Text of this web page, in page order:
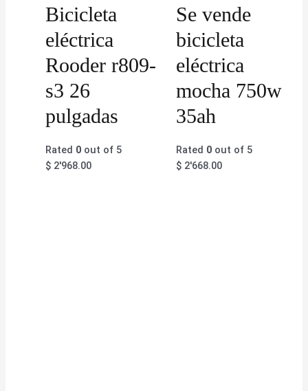
Bicicleta
eléctrica
Rooder r809-
s3 26
pulgadas
Rated 0 out of 5
$ 2'968.00
Se vende
bicicleta
eléctrica
mocha 750w
35ah
Rated 0out of 5
$2'668.00